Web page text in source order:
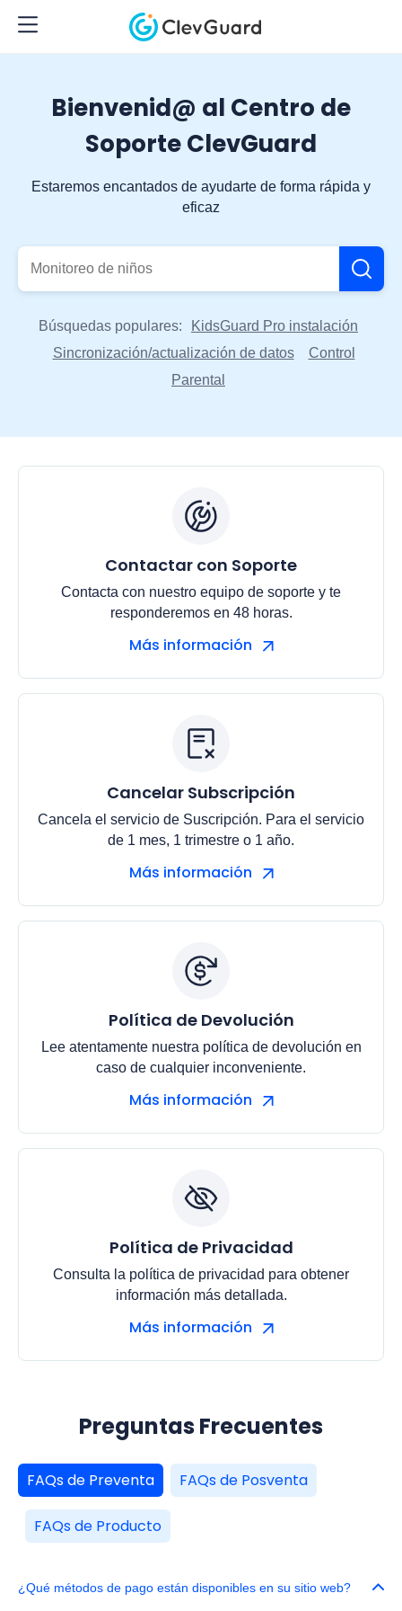
Bienvenid@ al Centro de
Soporte ClevGuard
Estaremos encantados de ayudarte de forma rápida y
eficaz
Búsquedas populares:
KidsGuard Pro instalación
Sincronización/actualización de datos
Control
Parental
Contactar con Soporte
Contacta con nuestro equipo de soporte y te
responderemos en 48 horas.
Más información
Cancelar Subscripción
Cancela el servicio de Suscripción. Para el servicio
de 1 mes, 1 trimestre o 1 año.
Más información
Política de Devolución
Lee atentamente nuestra política de devolución en
caso de cualquier inconveniente.
Más información
Política de Privacidad
Consulta la política de privacidad para obtener
información más detallada.
Más información
Preguntas Frecuentes
FAQs de Preventa FAQs de Posventa
FAQs de Producto
¿Qué métodos de pago están disponibles en su sitio web?